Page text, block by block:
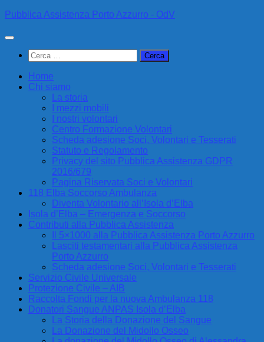
Sotto
contenuto
Pubblica Assistenza Porto Azzurro - OdV
Ricerca
per:
Home
Chi siamo
La storia
I mezzi mobili
I nostri volontari
Centro Formazione Volontari
Scheda adesione Soci, Volontari e Tesserati
Statuto e Regolamento
Privacy del sito Pubblica Assistenza GDPR
2016/679
Pagina Riservata Soci e Volontari
118 Elba Soccorso Ambulanza
Diventa Volontario all’Isola d’Elba
Isola d’Elba – Emergenza e Soccorso
Contributi alla Pubblica Assistenza
Il 5×1000 alla Pubblica Assistenza Porto Azzurro
Lasciti testamentari alla Pubblica Assistenza
Porto Azzurro
Scheda adesione Soci, Volontari e Tesserati
Servizio Civile Universale
Protezione Civile – AIB
Raccolta Fondi per la nuova Ambulanza 118
Donatori Sangue ANPAS Isola d’Elba
La Storia della Donazione del Sangue
La Donazione del Midollo Osseo